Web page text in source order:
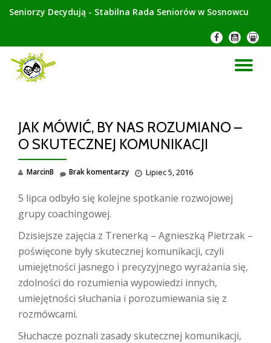
Seniorzy Decydują - Stabilna Rada Seniorów w Sosnowcu
JAK MÓWIĆ, BY NAS ROZUMIANO –
O SKUTECZNEJ KOMUNIKACJI
MarcinB Lipiec 5, 2016
Brak komentarzy
5 lipca odbyło się kolejne spotkanie rozwojowej
grupy coachingowej.
Dzisiejsze zajęcia z Trenerką – Agnieszką Pietrzak –
poświęcone były skutecznej komunikacji, czyli
umiejętności jasnego i precyzyjnego wyrażania się,
zdolności do rozumienia wypowiedzi innych,
umiejętności słuchania i porozumiewania się z
rozmówcami.
Słuchacze poznali zasady skutecznej komunikacji,